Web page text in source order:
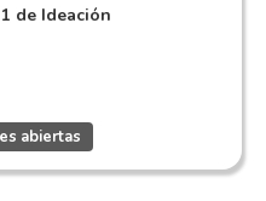
de Ideación
abiertas